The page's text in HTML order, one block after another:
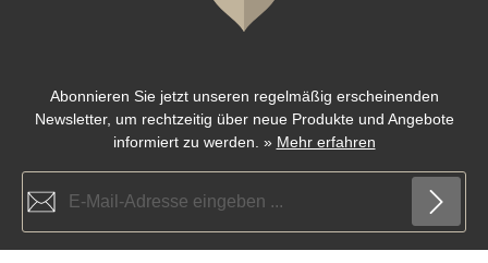
Abonnieren Sie jetzt unseren regelmäßig erscheinenden
Newsletter, um rechtzeitig über neue Produkte und Angebote
informiert zu werden. » Mehr erfahren
Datenschutz